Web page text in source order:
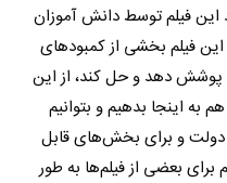
این فیلم توسط دانش آموزان
فیلم بخشی از کمبودهای
پوشش دهد و حل کند، از این
اینجا بدهیم و بتوانیم
دولت و برای بخش‌های قابل
بعضی از فیلم‌ها به طور